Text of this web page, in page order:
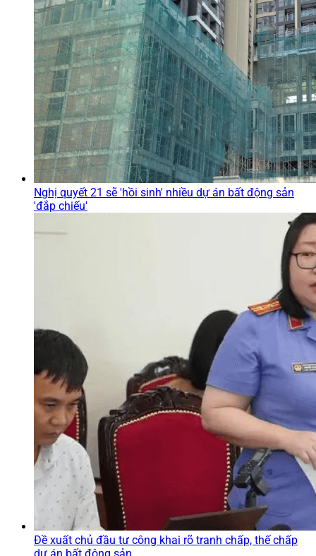
Nghị quyết 21 sẽ 'hồi sinh' nhiều dự án bất động sản
'đắp chiếu'
Đề xuất chủ đầu tư công khai rõ tranh chấp, thế chấp
dự án bất động sản